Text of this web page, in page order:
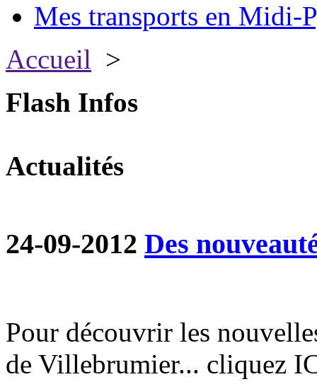
Mes transports en Midi-
Accueil >
Flash Infos
Actualités
24-09-2012 Des
Pour découvrir les
de Villebrumier... cliquez